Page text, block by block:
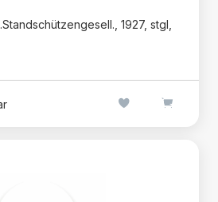
1927, stgl,